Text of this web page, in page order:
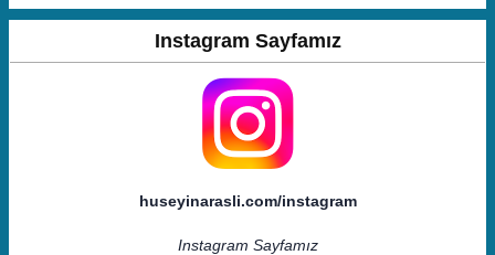
Instagram Sayfamız
huseyinarasli.com/instagram
Instagram Sayfamız